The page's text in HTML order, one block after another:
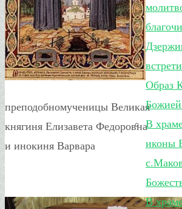
преподобномученицы Великая
княгиня Елизавета Федоровна
и инокиня Варвара
Образ
В
иконы
В